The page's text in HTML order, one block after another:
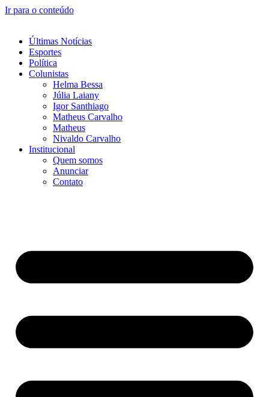
Ir para o conteúdo
Últimas Notícias
Esportes
Política
Colunistas
Helma Bessa
Júlia Laiany
Igor Santhiago
Matheus Carvalho
Matheus
Nivaldo Carvalho
Institucional
Quem somos
Anunciar
Contato